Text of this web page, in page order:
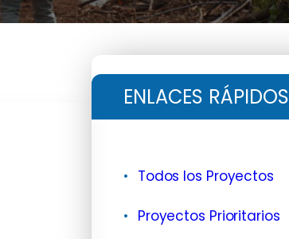
ENLACES RÁPIDOS
Todos los Proyectos
Proyectos Prioritarios